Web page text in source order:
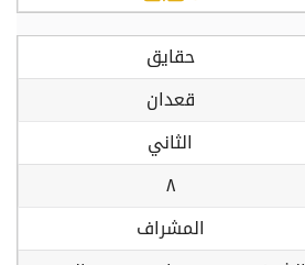
حقايق
قعدان
الثاني
٨
المشراف